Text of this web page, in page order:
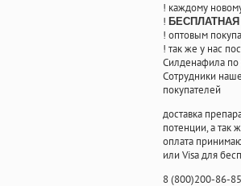
! каждому
!
! оптовым
! так же у нас
Силденафила
Cотрудники
покупателей
доставка
потенции, а так
оплата
или Visa для
8(800)200-86-85